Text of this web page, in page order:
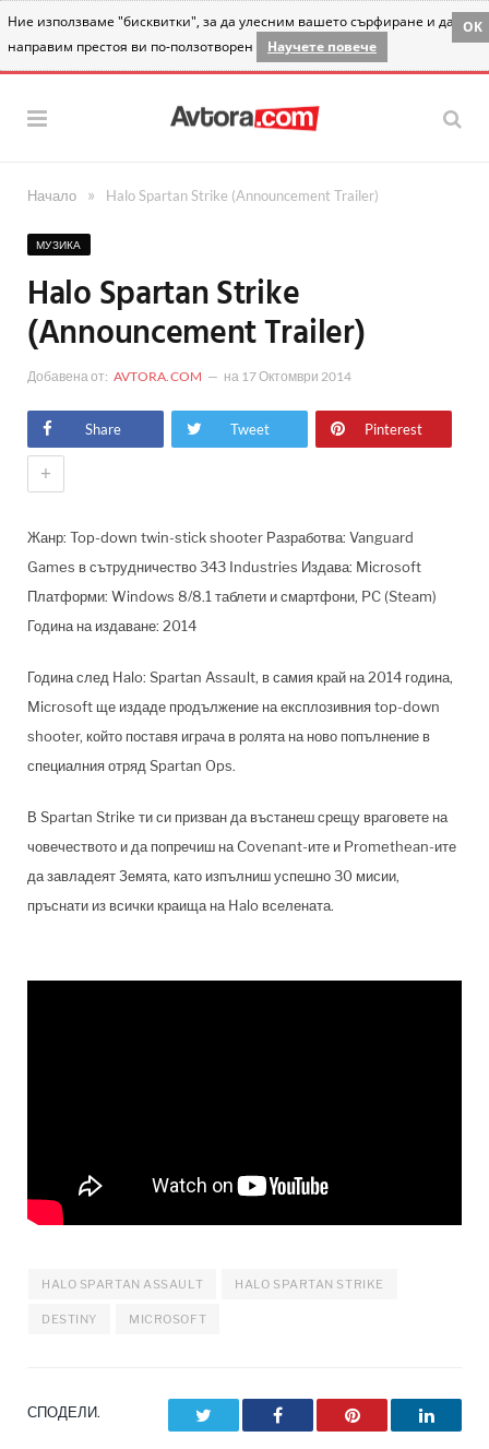
Ние използваме "бисквитки", за да улесним вашето сърфиране и да
направим престоя ви по-ползотворен
Научете повече
OK
Начало » Halo Spartan Strike (Announcement Trailer)
МУЗИКА
Halo Spartan Strike
(Announcement Trailer)
Добавена от: AVTORA.COM на 17 Октомври 2014
Share Tweet Pinterest
+
Жанр: Top-down twin-stick shooter Разработва: Vanguard
Games в сътрудничество 343 Industries Издава: Microsoft
Платформи: Windows 8/8.1 таблети и смартфони, PC (Steam)
Година на издаване: 2014
Година след Halo: Spartan Assault, в самия край на 2014 година,
Microsoft ще издаде продължение на експлозивния top-down
shooter, който поставя играча в ролята на ново попълнение в
специалния отряд Spartan Ops.
В Spartan Strike ти си призван да въстанеш срещу враговете на
човечеството и да попречиш на Covenant-ите и Promethean-ите
да завладеят Земята, като изпълниш успешно 30 мисии,
пръснати из всички краища на Halo вселената.
HALO SPARTAN ASSAULT HALO SPARTAN STRIKE
DESTINY MICROSOFT
СПОДЕЛИ. Facebook Pinterest